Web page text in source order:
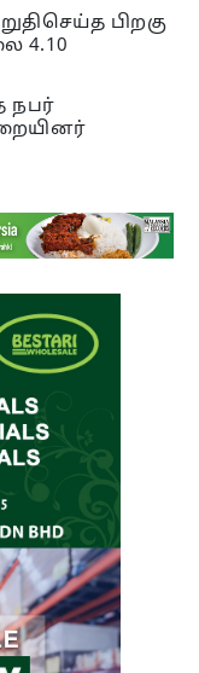
பிறகு
4.10
நபர்